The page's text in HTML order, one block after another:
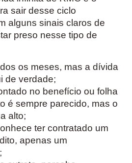
sair desse ciclo
alguns sinais claros de
preso nesse tipo de
os meses, mas a dívida
de verdade;
no benefício ou folha
é sempre parecido, mas o
alto;
ter contratado um
apenas um